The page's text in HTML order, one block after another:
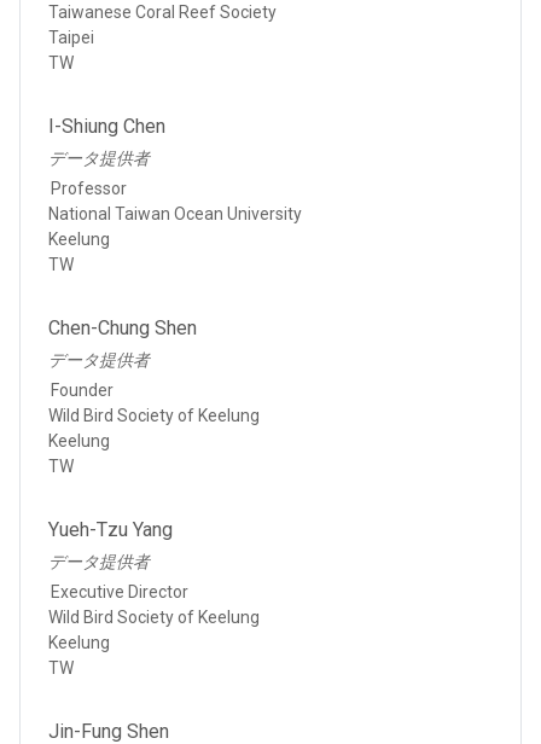
Taiwanese Coral Reef Society​
Taipei
TW
I-Shiung Chen
データ提供者
Professor
National Taiwan Ocean University
Keelung
TW
Chen-Chung Shen
データ提供者
Founder
Wild Bird Society of Keelung
Keelung
TW
Yueh-Tzu Yang
データ提供者
Executive Director
Wild Bird Society of Keelung
Keelung
TW
Jin-Fung Shen